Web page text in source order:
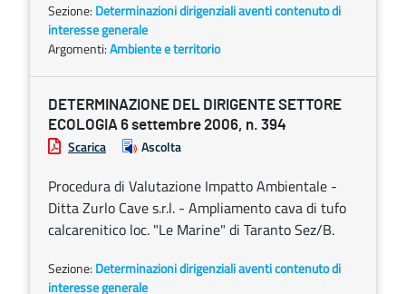
Sezione: Determinazioni dirigenziali aventi contenuto di
interesse generale
Argomenti:Ambiente e territorio
DETERMINAZIONE DEL DIRIGENTE SETTORE
ECOLOGIA 6 settembre 2006, n. 394
Scarica Ascolta
Procedura di Valutazione Impatto Ambientale -
Ditta Zurlo Cave s.r.l. - Ampliamento cava di tufo
calcarenitico loc. "Le Marine" di Taranto Sez/B.
Sezione: Determinazioni dirigenziali aventi contenuto di
interesse generale